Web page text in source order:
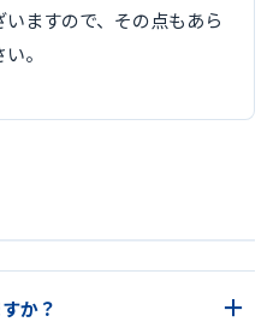
ますので、その点もあら
。
か？